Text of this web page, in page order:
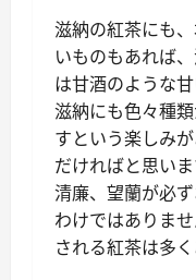
滋納の紅茶にも
いものもあれば
は甘酒のような
滋納にも色々種
すという楽しみ
だければと思いま
清廉、望蘭が必
わけではありま
される紅茶は多く